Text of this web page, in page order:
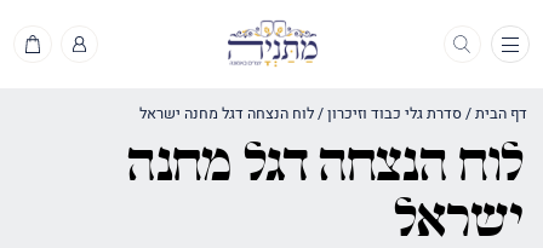
תפריט
דף הבית/סדרת גלי כבוד וזיכרון/לוח הנצחה דגל מחנה ישראל
לוח הנצחה דגל מחנה
ישראל